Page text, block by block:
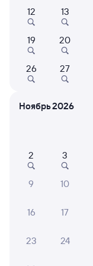
122Е
от 2 ⁠472 ⁠₽
12 13
19 20
26 27
Ноябрь 2026
2 3
9 10
16 17
23 24